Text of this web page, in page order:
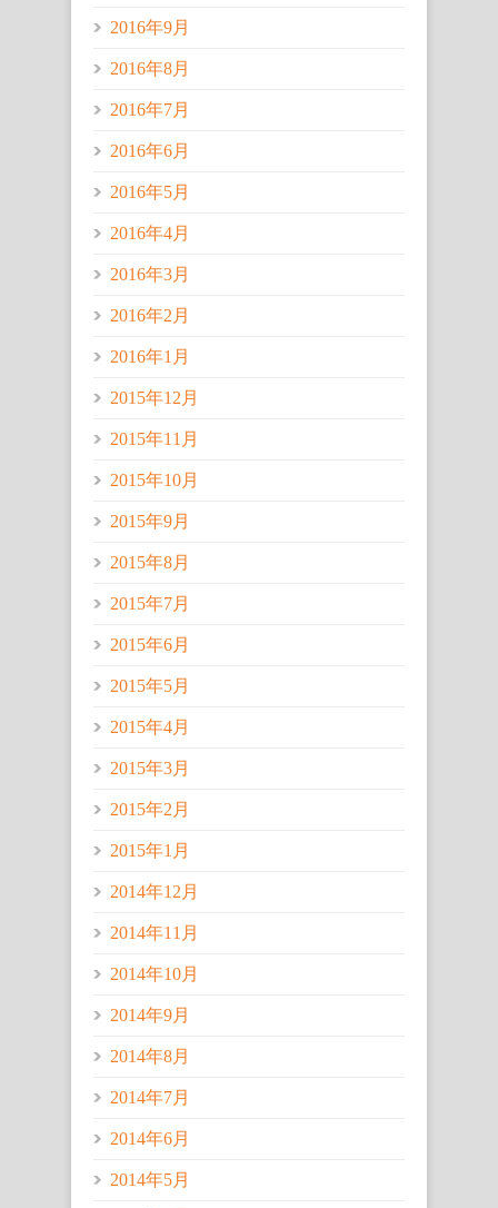
2016年9月
2016年8月
2016年7月
2016年6月
2016年5月
2016年4月
2016年3月
2016年2月
2016年1月
2015年12月
2015年11月
2015年10月
2015年9月
2015年8月
2015年7月
2015年6月
2015年5月
2015年4月
2015年3月
2015年2月
2015年1月
2014年12月
2014年11月
2014年10月
2014年9月
2014年8月
2014年7月
2014年6月
2014年5月